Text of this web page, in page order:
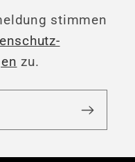
stimmen
zu.